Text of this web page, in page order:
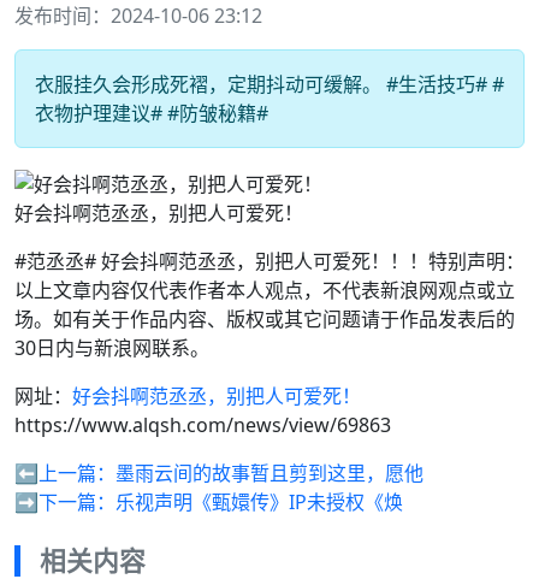
发布时间：2024-10-06 23:12
衣服挂久会形成死褶，定期抖动可缓解。 #生活技巧# #
衣物护理建议# #防皱秘籍#
好会抖啊范丞丞，别把人可爱死！
#范丞丞# 好会抖啊范丞丞，别把人可爱死！！！特别声明：
以上文章内容仅代表作者本人观点，不代表新浪网观点或立
场。如有关于作品内容、版权或其它问题请于作品发表后的
30日内与新浪网联系。
网址： 好会抖啊范丞丞，别把人可爱死！
https://www.alqsh.com/news/view/69863
⬅️上一篇： 墨雨云间的故事暂且剪到这里，愿他
➡️下一篇： 乐视声明《甄嬛传》IP未授权《焕
相关内容